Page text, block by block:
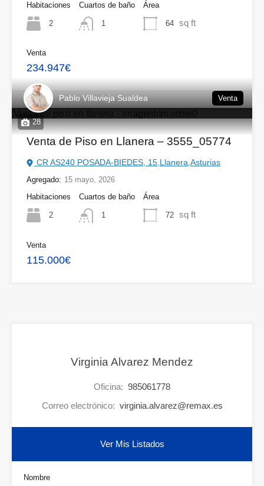
Habitaciones
2
Cuartos de baño
1
Área
64 sq ft
Venta
234.947€
28
Pablo Villavieja Sualdea Venta
Venta de Piso en Llanera – 3555_05774
CR AS240 POSADA-BIEDES, 15,Llanera,Asturias
Agregado: 15 mayo, 2026
Habitaciones
2
Cuartos de baño
1
Área
72 sq ft
Venta
115.000€
Virginia Alvarez Mendez
Oficina: 985061778
Correo electrónico: virginia.alvarez@remax.es
Ver Mis Listados
Nombre